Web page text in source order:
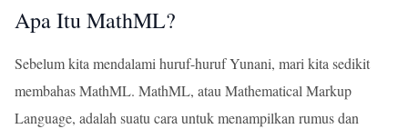
Apa Itu MathML?
Sebelum kita mendalami huruf-huruf Yunani, mari kita sedikit
membahas MathML. MathML, atau Mathematical Markup
Language, adalah suatu cara untuk menampilkan rumus dan